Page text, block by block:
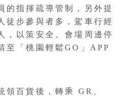
的指揮疏導管制，另外提
徒步參與者多，駕車行經
，以策安全。會場周邊停
至「桃園輕鬆GO」APP
領百貨後，轉乘 GR、